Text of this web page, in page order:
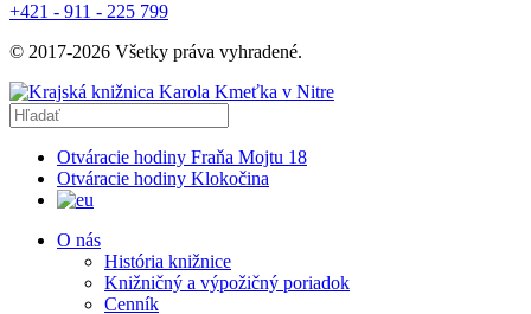
+421 - 911 - 225 799
© 2017-2026 Všetky práva vyhradené.
Otváracie hodiny Fraňa Mojtu 18
Otváracie hodiny Klokočina
O nás
História knižnice
Knižničný a výpožičný poriadok
Cenník